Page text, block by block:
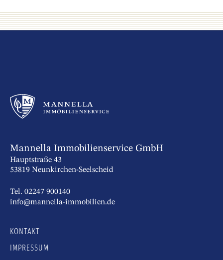
Mannella Immobilienservice GmbH
Hauptstraße 43
53819 Neunkirchen-Seelscheid
Tel. 02247 900140
info@mannella-immobilien.de
KONTAKT
IMPRESSUM